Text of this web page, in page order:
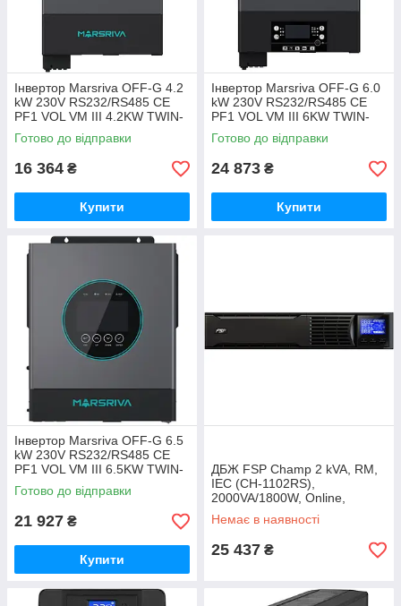
Інвертор Marsriva OFF-G 4.2
kW 230V RS232/RS485 CE
PF1 VOL VM III 4.2KW TWIN-
24V, include wifi (MR-
SPH4200 TWIN)
Готово до відправки
16 364 ₴
Купити
Інвертор Marsriva OFF-G 6.0
kW 230V RS232/RS485 CE
PF1 VOL VM III 6KW TWIN-
48V, include wifi (MR-SPF6000
TWIN - Ver 3)
Готово до відправки
24 873 ₴
Купити
Інвертор Marsriva OFF-G 6.5
kW 230V RS232/RS485 CE
PF1 VOL VM III 6.5KW TWIN-
48V, include wifi (MR-
SPF6.5K-LP1-TL20E)
Готово до відправки
21 927 ₴
Купити
ДБЖ FSP Champ 2 kVA, RM,
IEC (CH-1102RS),
2000VA/1800W, Online,
IEC*6,CE (PPF18A1403)
Немає в наявності
25 437 ₴